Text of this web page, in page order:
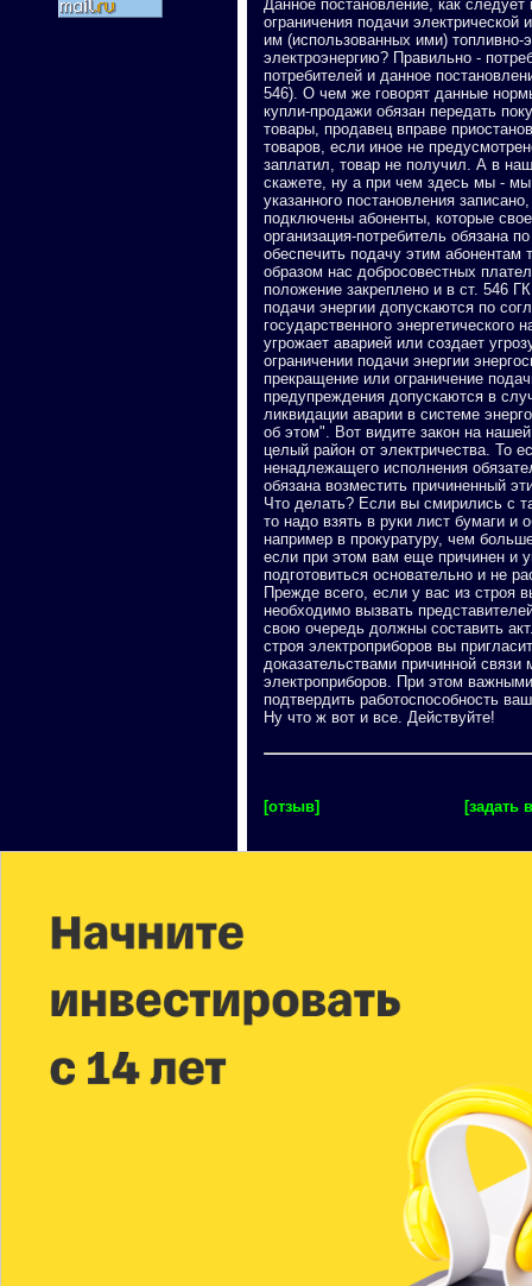
Данное постановление, как
ограничения подачи электрической
им (использованных ими)
электроэнергию? Правильно -
потребителей и данное
546). О чем же говорят данные
купли-продажи обязан передать
товары, продавец вправе
товаров, если иное не
заплатил, товар не получил. А в
скажете, ну а при чем здесь мы -
указанного постановления
подключены абоненты, которые
организация-потребитель обязана
обеспечить подачу этим абонентам
образом нас добросовестных
положение закреплено и в ст. 546
подачи энергии допускаются по
государственного энергетического
угрожает аварией или создает
ограничении подачи энергии
прекращение или ограничение
предупреждения допускаются в
ликвидации аварии в системе
об этом". Вот видите закон на
целый район от электричества. То
ненадлежащего исполнения
обязана возместить причиненный
Что делать? Если вы смирились с
то надо взять в руки лист бумаги и
например в прокуратуру, чем
если при этом вам еще причинен и
подготовиться основательно и не
Прежде всего, если у вас из строя
необходимо вызвать
свою очередь должны составить
строя электроприборов вы
доказательствами причинной
электроприборов. При этом
подтвердить работоспособность
Ну что ж вот и все. Действуйте!
[отзыв] [задать